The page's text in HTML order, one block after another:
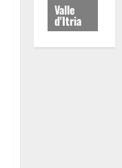
Valle
d'Itria